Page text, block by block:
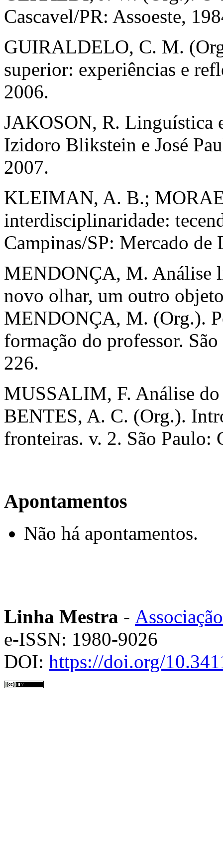
Cascavel/PR: Assoeste,
GUIRALDELO, C. M.
superior: experiências e
2006.
JAKOSON, R. Linguística
Izidoro Blikstein e José
2007.
KLEIMAN, A. B.;
interdisciplinaridade:
Campinas/SP: Mercado de
MENDONÇA, M. Análise
novo olhar, um outro
MENDONÇA, M. (Org.).
formação do professor.
226.
MUSSALIM, F. Análise
BENTES, A. C. (Org.).
fronteiras. v. 2. São Paulo:
Apontamentos
Não há apontamentos.
Linha Mestra -
e-ISSN: 1980-9026
DOI: https://doi.org/